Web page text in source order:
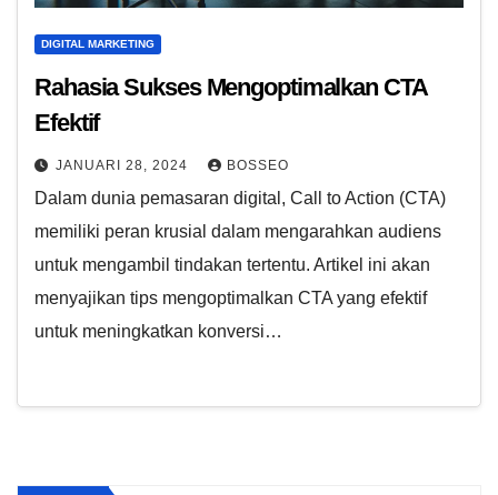
DIGITAL MARKETING
Rahasia Sukses Mengoptimalkan CTA
Efektif
JANUARI 28, 2024 BOSSEO
Dalam dunia pemasaran digital, Call to Action (CTA)
memiliki peran krusial dalam mengarahkan audiens
untuk mengambil tindakan tertentu. Artikel ini akan
menyajikan tips mengoptimalkan CTA yang efektif
untuk meningkatkan konversi…